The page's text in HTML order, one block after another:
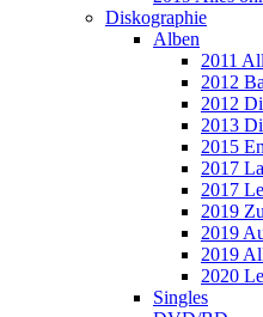
Diskographie
Alben
2011
2012
2012
2013
2015
2017
2017
2019
2019
2019
2020
Singles